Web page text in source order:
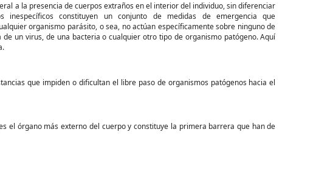
a la presencia de cuerpos extraños en el interior del individuo, sin diferenciar
inespecíficos constituyen un conjunto de medidas de emergencia que
organismo parásito, o sea, no actúan específicamente sobre ninguno de
un virus, de una bacteria o cualquier otro tipo de organismo patógeno. Aquí
que impiden o dificultan el libre paso de organismos patógenos hacia el
el órgano más externo del cuerpo y constituye la primera barrera que han de